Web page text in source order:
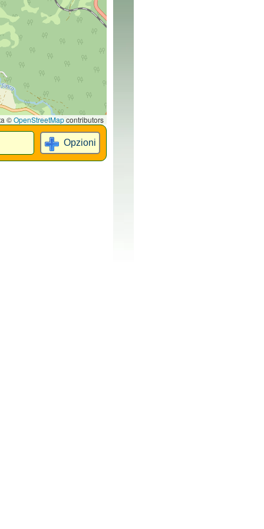
©OpenStreetMapcontributors
Opzioni